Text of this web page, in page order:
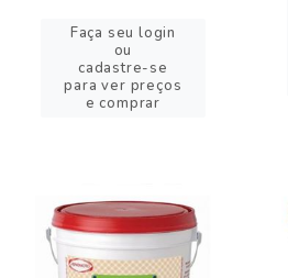
Faça seu login
ou
cadastre-se
para ver preços
e comprar